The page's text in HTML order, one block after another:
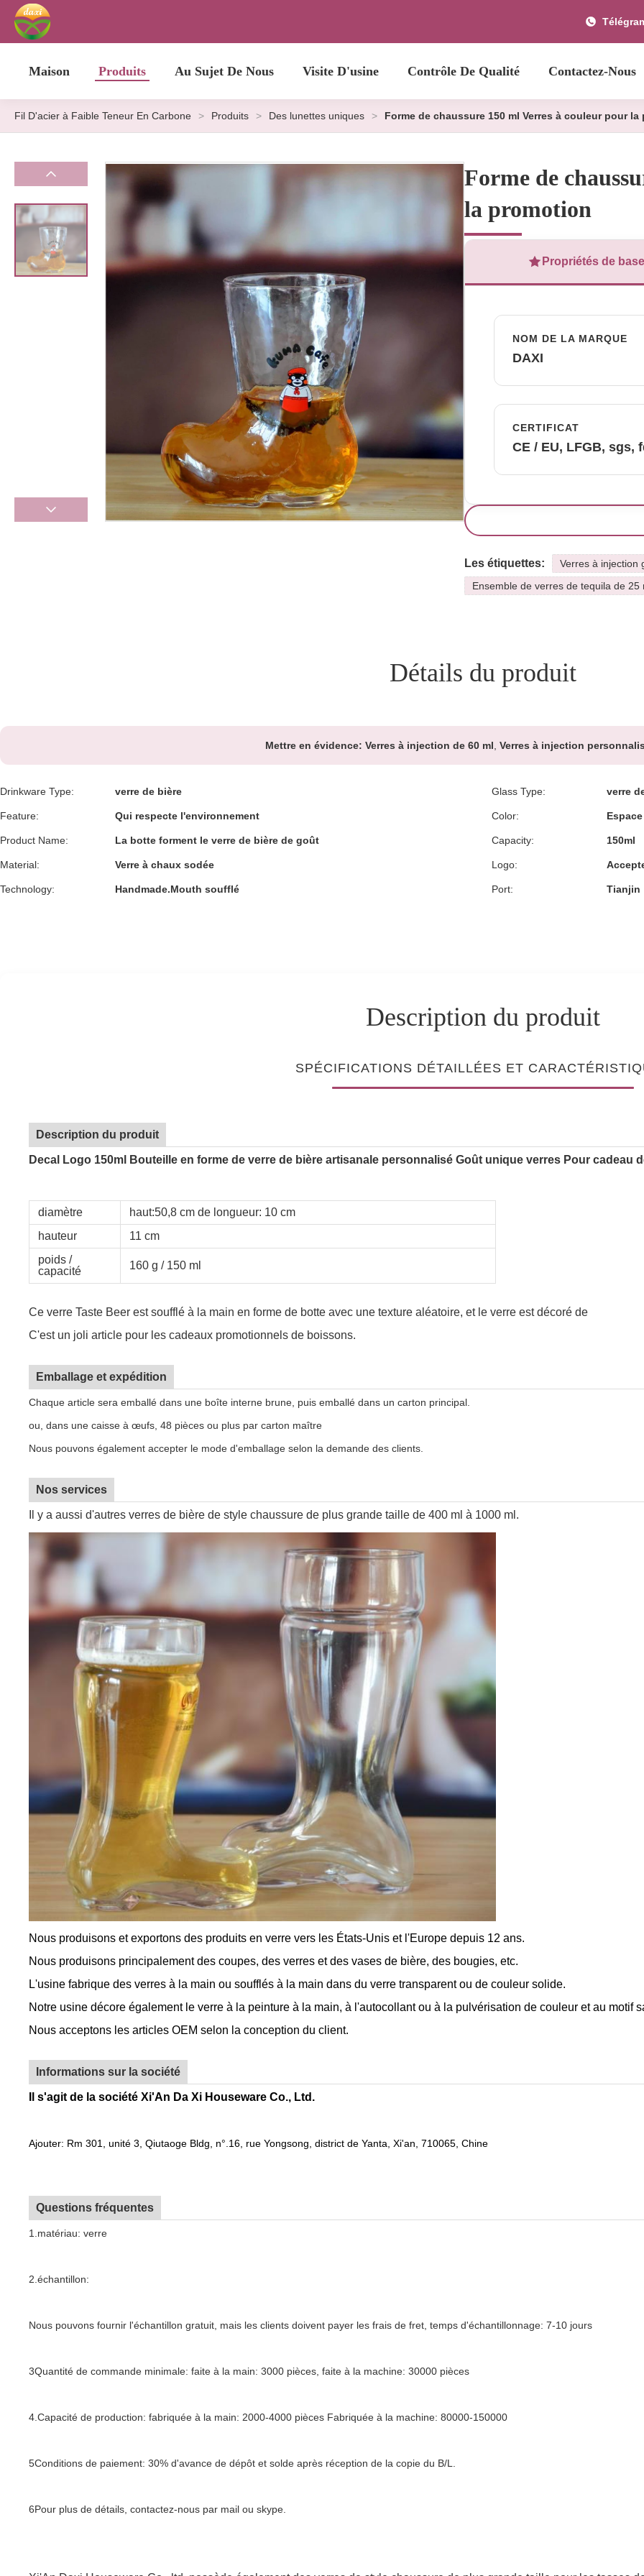
Maison Produits Au Sujet De Nous Visite D'usine Contrôle De Qualité Contactez-Nous
Fil D'acier à Faible Teneur En Carbone > Produits > Des lunettes uniques > Forme de chaussure 150 ml Verres à couleur pour la
Forme de
la promotion
Propriétés de base
NOM DE LA MARQUE
DAXI
CERTIFICAT
CE / EU, LFGB, sgs,
Les étiquettes: Verres à injection
Ensemble de verres de tequila de 25
Détails du produit
Mettre en évidence: Verres à injection de 60 ml Verres à injection
Drinkware Type: verre de bière Glass Type: verre
Feature: Qui respecte l'environnement Color:
Product Name: La botte forment le verre de bière de goût Capacity: 150ml
Material: Verre à chaux sodée Logo:
Technology: Handmade.Mouth soufflé Port: Tianjin
Description du produit
SPÉCIFICATIONS DÉTAILLÉES ET
Description du produit
Decal Logo 150ml Bouteille en forme de verre de bière artisanale personnalisé Goût unique verres Pour cadeau
diamètre
haut:50,8 cm de longueur: 10 cm
hauteur
11 cm
poids /
capacité
160 g / 150 ml
Ce verre Taste Beer est soufflé à la main en forme de botte avec une texture aléatoire, et le verre est décoré de
C'est un joli article pour les cadeaux promotionnels de boissons.
Emballage et expédition
Chaque article sera emballé dans une boîte interne brune, puis emballé dans un carton principal.
ou, dans une caisse à œufs, 48 pièces ou plus par carton maître
Nous pouvons également accepter le mode d'emballage selon la demande des clients.
Nos services
Il y a aussi d'autres verres de bière de style chaussure de plus grande taille de 400 ml à 1000 ml.
Nous produisons et exportons des produits en verre vers les États-Unis et l'Europe depuis 12 ans.
Nous produisons principalement des coupes, des verres et des vases de bière, des bougies, etc.
L'usine fabrique des verres à la main ou soufflés à la main dans du verre transparent ou de couleur solide.
Notre usine décore également le verre à la peinture à la main, à l'autocollant ou à la pulvérisation de couleur et au motif
Nous acceptons les articles OEM selon la conception du client.
Informations sur la société
Il s'agit de la société Xi'An Da Xi Houseware Co., Ltd.
Ajouter: Rm 301, unité 3, Qiutaoge Bldg, n°.16, rue Yongsong, district de Yanta, Xi'an, 710065, Chine
Questions fréquentes
1.matériau: verre
2.échantillon:
Nous pouvons fournir l'échantillon gratuit, mais les clients doivent payer les frais de fret, temps d'échantillonnage: 7-10 jours
3Quantité de commande minimale: faite à la main: 3000 pièces, faite à la machine: 30000 pièces
4.Capacité de production: fabriquée à la main: 2000-4000 pièces Fabriquée à la machine: 80000-150000
5Conditions de paiement: 30% d'avance de dépôt et solde après réception de la copie du B/L.
6Pour plus de détails, contactez-nous par mail ou skype.